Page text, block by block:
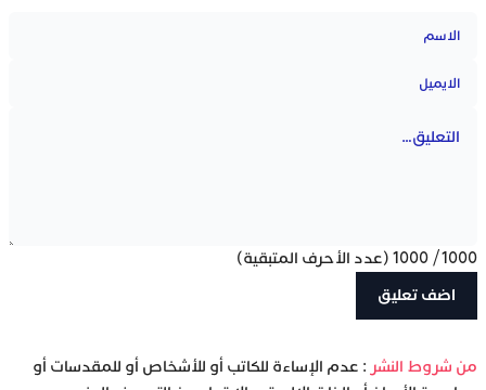
1000
/
1000 (عدد الأحرف المتبقية)
‫من شروط النشر : عدم الإساءة للكاتب أو للأشخاص أو للمقدسات أو